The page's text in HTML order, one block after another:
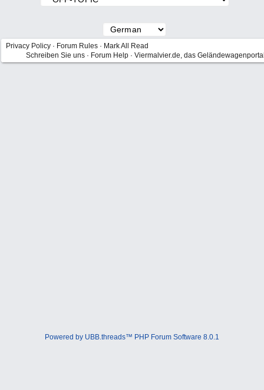
Privacy Policy · Forum Rules · Mark All Read
Schreiben Sie uns · Forum Help · Viermalvier.de, das
Powered by UBB.threads™ PHP Forum Software 8.0.1